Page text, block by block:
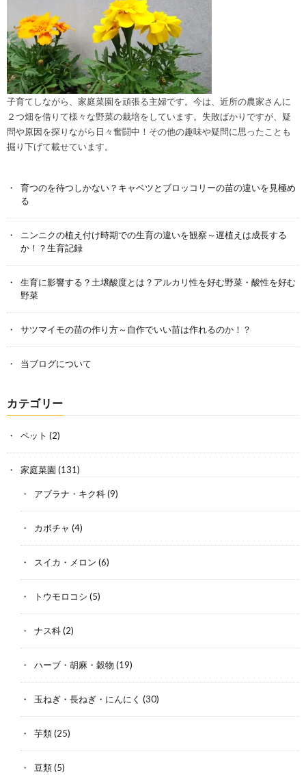
子育てしながら、家庭菜園を頑張る主婦です。今は、近所の農家さんに
２つ畑を借りて様々な野菜の栽培をしています。失敗ばかりですが、疑
問や原因を探りながら日々奮闘中！その他の趣味や疑問に思ったことも
掘り下げて載せています。
育つのを待つしかない？キャベツとブロッコリーの苗の違いを見極め
る
ニンニクの植え付け時期での生育の違いを観察～遅植えは成長する
か！？生育記録
生育に影響する？土壌酸度とは？アルカリ性を好む野菜・酸性を好む
野菜
サツマイモの苗の作り方～自作でいい苗は作れるのか！？
当ブログについて
カテゴリー
ペット (2)
家庭菜園 (131)
アブラナ・キク科(9)
カボチャ (4)
スイカ・メロン (6)
トウモロコシ (5)
ナス科(2)
ハーブ・胡麻・穀物 (19)
玉ねぎ・長ねぎ・にんにく (30)
芋類(25)
豆類(5)